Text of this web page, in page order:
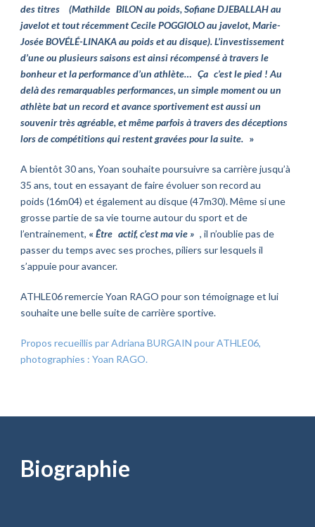
des titres (Mathilde BILON au poids, Sofiane DJEBALLAH au
javelot et tout récemment Cecile POGGIOLO au javelot, Marie-
Josée BOVÉLÉ-LINAKA au poids et au disque). L’investissement
d’une ou plusieurs saisons est ainsi récompensé à travers le
bonheur et la performance d’un athlète… Ça c’est le pied ! Au
delà des remarquables performances, un simple moment ou un
athlète bat un record et avance sportivement est aussi un
souvenir très agréable, et même parfois à travers des déceptions
lors de compétitions qui restent gravées pour la suite. »
A bientôt 30 ans, Yoan souhaite poursuivre sa carrière jusqu’à
35 ans, tout en essayant de faire évoluer son record au
poids (16m04) et également au disque(47m30).Même si une
grosse partie de sa vie tourne autour du sport et de
l’entrainement, « Être actif, c’est ma vie » , il n’oublie pas de
passer du temps avec ses proches, piliers sur lesquels il
s’appuie pour avancer.
ATHLE06 remercie Yoan RAGO pour son témoignage et lui
souhaite une belle suite de carrière sportive.
Propos recueillis par Adriana BURGAIN pour ATHLE06,
photographies : Yoan RAGO.
Biographie